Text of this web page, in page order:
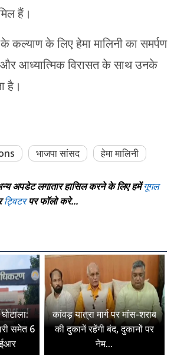
हैं।
कल्याण के लिए हेमा मालिनी का समर्पण
आध्यात्मिक विरासत के साथ उनके
है।
भाजपा सांसद हेमा मालिनी
अपडेट लगातार हासिल करने के लिए हमेंगूगल
ट्विटरपर फॉलो करे...
समेत 6
कांवड़ यात्रा मार्ग पर मांस-शराब
की दुकानें रहेंगी बंद, दुकानों पर
नेम...